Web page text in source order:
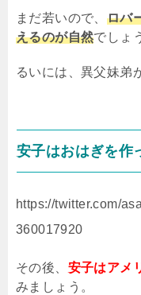
まだ若いので、 ロバ
えるのが自然でしょ
るいには、異父妹弟
安子はおはぎを作
https://twitter.com/
360017920
その後、 安子はアメ
みましょう。